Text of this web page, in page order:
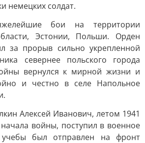
немецких солдат.
бои на территории
Эстонии, Польши. Орден
за прорыв сильно укрепленной
севернее польского города
вернулся к мирной жизни и
и честно в селе Напольное
Алексей Иванович, летом 1941
начала войны, поступил в военное
был отправлен на фронт